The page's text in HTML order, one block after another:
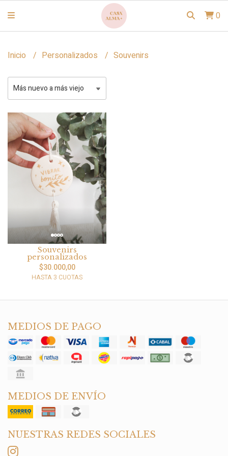
0
Inicio Personalizados Souvenirs
Souvenirs
personalizados
$30.000,00
HASTA 3 CUOTAS
MEDIOS DE PAGO
MEDIOS DE ENVÍO
NUESTRAS REDES SOCIALES